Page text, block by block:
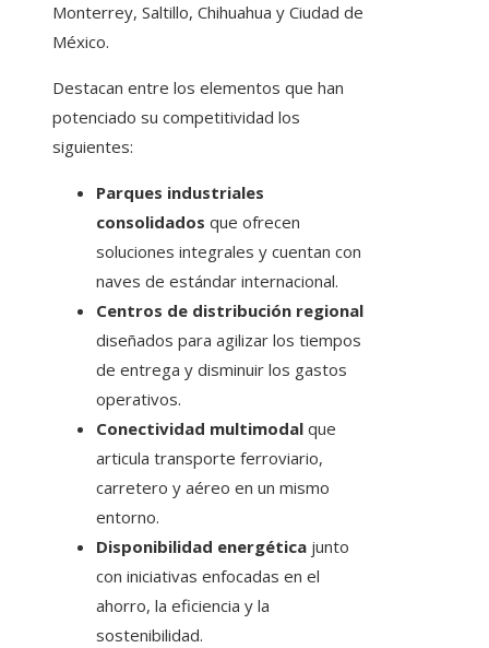
Monterrey, Saltillo, Chihuahua y Ciudad de
México.
Destacan entre los elementos que han
potenciado su competitividad los
siguientes:
Parques industriales
consolidados que ofrecen
soluciones integrales y cuentan con
naves de estándar internacional.
Centros de distribución regional
diseñados para agilizar los tiempos
de entrega y disminuir los gastos
operativos.
Conectividad multimodal que
articula transporte ferroviario,
carretero y aéreo en un mismo
entorno.
Disponibilidad energética junto
con iniciativas enfocadas en el
ahorro, la eficiencia y la
sostenibilidad.